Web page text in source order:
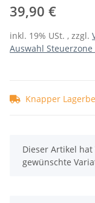
39,90 €
inkl. 19% USt. , zzgl.
Auswahl
Knapper
x
Dieser Artikel
gewünschte